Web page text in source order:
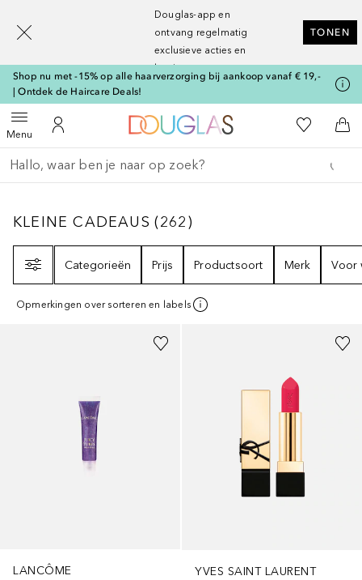
Douglas-app en
ontvang regelmatig
exclusieve acties en
kortingen
TONEN
Shop nu met -15% op alle haarverzorging bij aankoop vanaf € 19,-
| Ontdek de Haircare Deals!
MenuOpen menuNaar Mijn Account
Naar Douglas Home
Naar Mijn
Ga terug
Zoekopdracht uitvoeren
KLEINE CADEAUS262
KLEINE CADEAUS (262)
Categorieën
Prijs Productsoort Merk Voor
Opmerkingen over sorteren en labels
LANCÔME
+8 Gesponsord
YVES SAINT LAURENT
[navigation.slideout.screenreader]